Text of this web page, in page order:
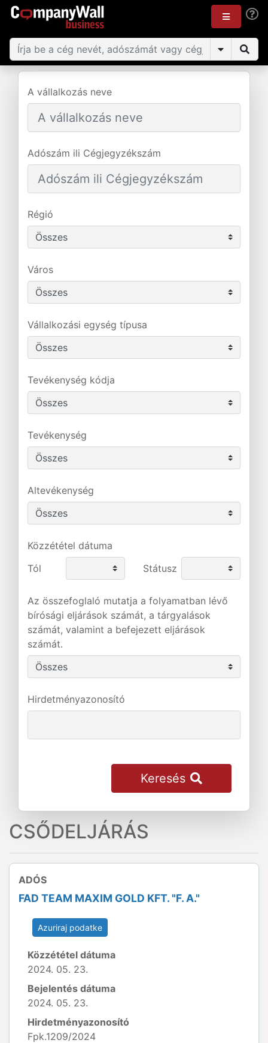
A vállalkozás neve
Adószám ili Cégjegyzékszám
Régió
Város
Vállalkozási egység típusa
Tevékenység kódja
Tevékenység
Altevékenység
Közzététel dátuma
Tól
Státusz
Az összefoglaló mutatja a folyamatban lévő
bírósági eljárások számát, a tárgyalások
számát, valamint a befejezett eljárások
számát.
Hirdetményazonosító
Keresés
CSŐDELJÁRÁS
ADÓS
FAD TEAM MAXIM GOLD KFT. "F. A."
Azuriraj podatke
Közzététel dátuma
2024. 05. 23.
Bejelentés dátuma
2024. 05. 23.
Hirdetményazonosító
Fpk.1209/2024